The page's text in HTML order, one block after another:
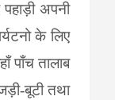
पहाड़ीअपनी
के लिए
पाँच तालाब
बूटी तथा